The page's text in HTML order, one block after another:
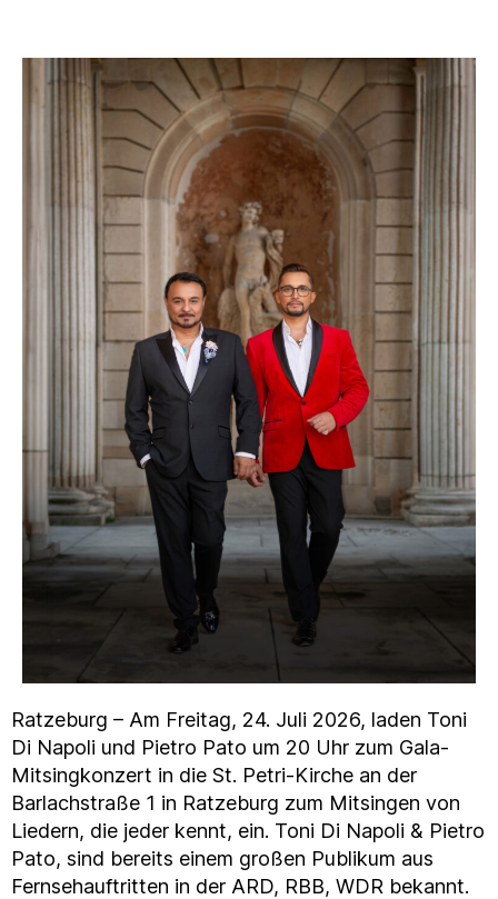
Ratzeburg – Am Freitag, 24. Juli 2026, laden Toni
Di Napoli und Pietro Pato um 20 Uhr zum Gala-
Mitsingkonzert in die St. Petri-Kirche an der
Barlachstraße 1 in Ratzeburg zum Mitsingen von
Liedern, die jeder kennt, ein. Toni Di Napoli & Pietro
Pato, sind bereits einem großen Publikum aus
Fernsehauftritten in der ARD, RBB, WDR bekannt.